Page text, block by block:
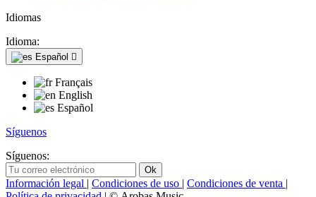
Idiomas
Idioma:
Español 
Français
English
Español
Síguenos
Síguenos:
Información legal | Condiciones de uso | Condiciones de venta |